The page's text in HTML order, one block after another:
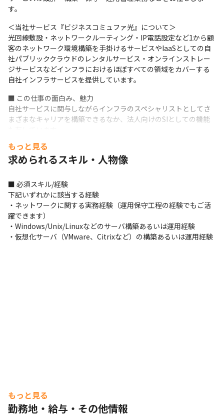
す。
＜当社サービス『ビジネスコミュファ光』について＞
光回線敷設・ネットワークルーティング・IP電話設定など1から顧
客のネットワーク環境構築を手掛けるサービスやIaaSとしての自
社パブリッククラウドのレンタルサービス・オンラインストレー
ジサービスなどインフラにおけるほぼすべての領域をカバーする
自社インフラサービスを提供しています。
■ この仕事の面白み、魅力
自社サービスに関与しながらインフラのスペシャリストとしてさ
まざまなキャリアを構築できるなか、法人向けのSIとしての機能
ビスを活用したクラウド基盤構築などを手掛け、一から要件定義
を行うICTエンジニアとしてのキャリアなど、自社サービスの枠に
です。
経験分野を活かしながらよりインフラのスペシャリストとしてキ
ャリアアップしたい方は、ぜひご応募ください。
もっと見る
求められるスキル・人物像
■ 必須スキル/経験
下記いずれかに該当する経験
・ネットワークに関する実務経験（運用保守工程の経験でもご活
躍できます）
・Windows/Unix/Linuxなどのサーバ構築あるいは運用経験
・仮想化サーバ（VMware、Citrixなど）の構築あるいは運用経験
もっと見る
勤務地・給与・その他情報